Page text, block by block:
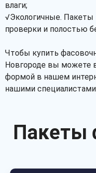
влаги;
√Экологичные. Пакеты
проверки и полостью
Чтобы купить
Новгороде вы можете
формой в нашем
нашими специалистами
Пакеты